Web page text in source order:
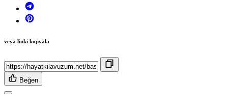
veya linki kopyala
Beğen